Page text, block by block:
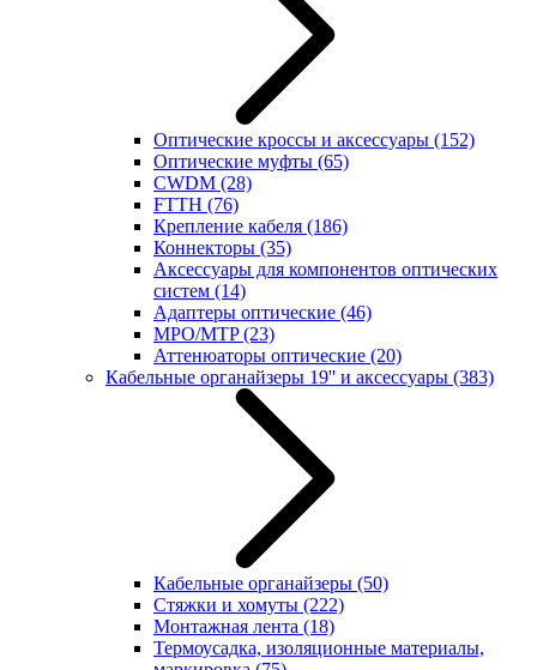
Оптические кроссы и аксессуары (152)
Оптические муфты (65)
CWDM (28)
FTTH (76)
Крепление кабеля (186)
Коннекторы (35)
Аксессуары для компонентов оптических
систем (14)
Адаптеры оптические (46)
MPO/MTP(23)
Аттенюаторы оптические (20)
Кабельные органайзеры 19'' и аксессуары (383)
Кабельные органайзеры (50)
Стяжки и хомуты (222)
Монтажная лента (18)
Термоусадка, изоляционные материалы,